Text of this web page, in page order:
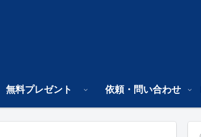
無料プレゼント 依頼・問い合わせ